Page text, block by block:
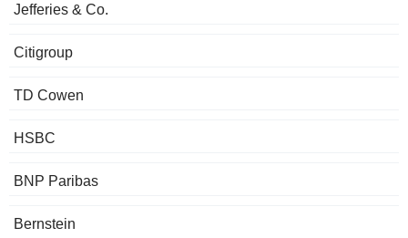
Jefferies & Co.
Citigroup
TD Cowen
HSBC
BNP Paribas
Bernstein